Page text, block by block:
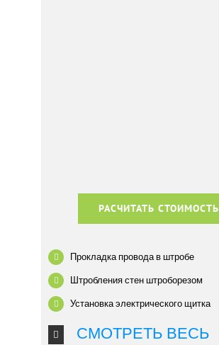
РАСЧИТАТЬ СТОИМОСТЬ
Прокладка провода в штробе
Штробления стен штроборезом
Установка электрического щитка
СМОТРЕТЬ ВЕСЬ